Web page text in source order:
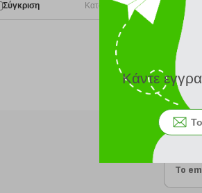
Σύγκριση Κατόπιν παραγγελίας από 24/8
Κάντε